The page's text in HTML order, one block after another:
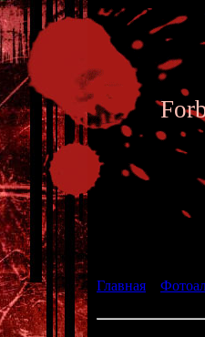
Главная